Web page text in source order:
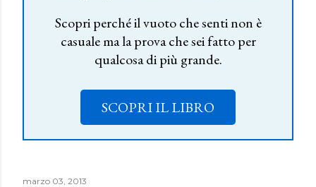
Scopri perché il vuoto che senti non è
casuale ma la prova che sei fatto per
qualcosa di più grande.
SCOPRI IL LIBRO
marzo 03, 2013